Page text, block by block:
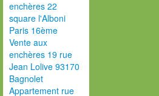
enchères 22
square l'Alboni
Paris 16ème
Vente aux
enchères 19 rue
Jean Lolive 93170
Bagnolet
Appartement rue